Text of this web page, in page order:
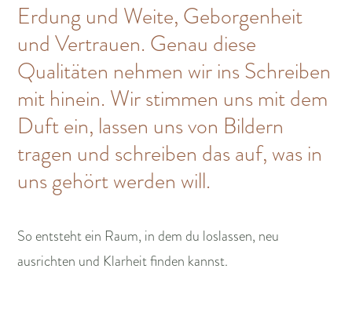
Erdung und Weite, Geborgenheit
und Vertrauen. Genau diese
Qualitäten nehmen wir ins Schreiben
mit hinein. Wir stimmen uns mit dem
Duft ein, lassen uns von Bildern
tragen und schreiben das auf, was in
uns gehört werden will.
So entsteht ein Raum, in dem du loslassen, neu
ausrichten und Klarheit finden kannst.